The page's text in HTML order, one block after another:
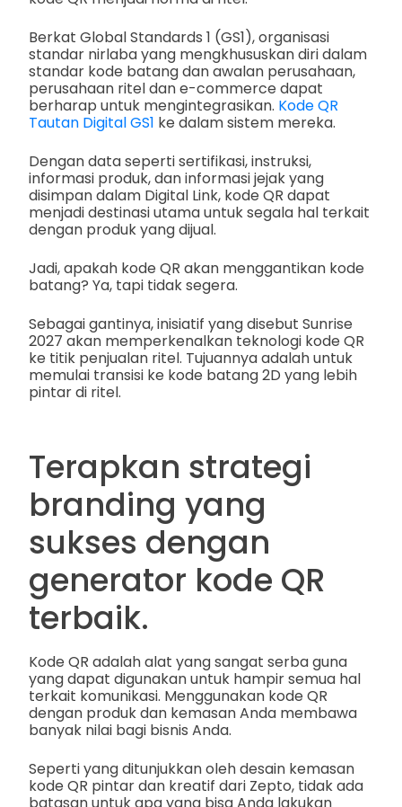
Berkat Global Standards 1 (GS1), organisasi
standar nirlaba yang mengkhususkan diri dalam
standar kode batang dan awalan perusahaan,
perusahaan ritel dan e-commerce dapat
berharap untuk mengintegrasikan. Kode QR
Tautan Digital GS1 ke dalam sistem mereka.
Dengan data seperti sertifikasi, instruksi,
informasi produk, dan informasi jejak yang
disimpan dalam Digital Link, kode QR dapat
menjadi destinasi utama untuk segala hal terkait
dengan produk yang dijual.
Jadi, apakah kode QR akan menggantikan kode
batang? Ya, tapi tidak segera.
Sebagai gantinya, inisiatif yang disebut Sunrise
2027 akan memperkenalkan teknologi kode QR
ke titik penjualan ritel. Tujuannya adalah untuk
memulai transisi ke kode batang 2D yang lebih
pintar di ritel.
Terapkan strategi
branding yang
sukses dengan
generator kode QR
terbaik.
Kode QR adalah alat yang sangat serba guna
yang dapat digunakan untuk hampir semua hal
terkait komunikasi. Menggunakan kode QR
dengan produk dan kemasan Anda membawa
banyak nilai bagi bisnis Anda.
Seperti yang ditunjukkan oleh desain kemasan
kode QR pintar dan kreatif dari Zepto, tidak ada
batasan untuk apa yang bisa Anda lakukan